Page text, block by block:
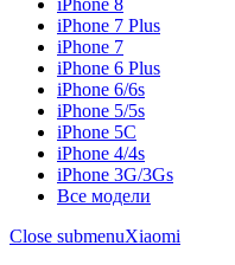
iPhone 8
iPhone 7 Plus
iPhone 7
iPhone 6 Plus
iPhone 6/6s
iPhone 5/5s
iPhone 5C
iPhone 4/4s
iPhone 3G/3Gs
Все модели
Close submenuXiaomi